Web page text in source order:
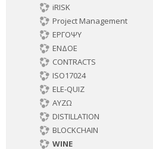
iRISK
Project Management
ΕΡΓΟΨΥ
ΕΝΔΟΕ
CONTRACTS
ISO17024
ELE-QUIZ
ΑΥΖΩ
DISTILLATION
BLOCKCHAIN
WINE